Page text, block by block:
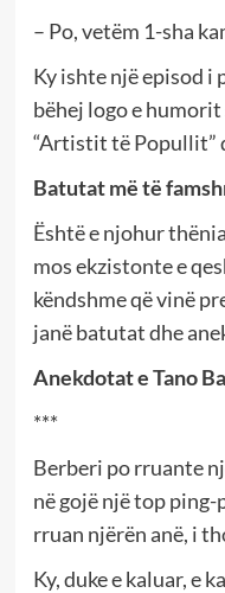
– Po, vetëm 1-sha
Ky ishte një episod i
bëhej logo e
“Artistit të Popullit”
Batutat më të
Është e njohur
mos ekzistonte e
këndshme që vinë
janë batutat dhe
Anekdotat e Tano
***
Berberi po rruante
në gojë një top ping-
rruan njërën anë, i
Ky, duke e kaluar, e